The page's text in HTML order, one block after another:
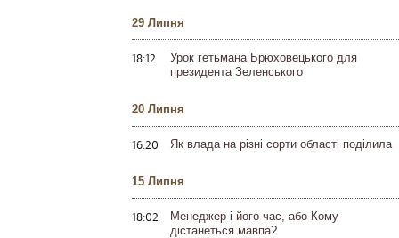
29 Липня
18:12
Урок гетьмана Брюховецького для
президента Зеленського
20 Липня
16:20 Як влада на різні сорти області поділила
15 Липня
18:02
Менеджер і його час, або Кому
дістанеться мавпа?